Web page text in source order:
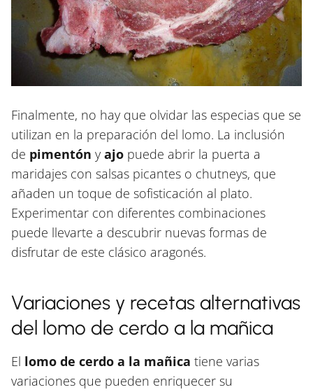
Finalmente, no hay que olvidar las especias que se
utilizan en la preparación del lomo. La inclusión
de pimentón yajo puede abrir la puerta a
maridajes con salsas picantes o chutneys, que
añaden un toque de sofisticación al plato.
Experimentar con diferentes combinaciones
puede llevarte a descubrir nuevas formas de
disfrutar de este clásico aragonés.
Variaciones y recetas alternativas
del lomo de cerdo a la mañica
El lomo de cerdo a la mañica tiene varias
variaciones que pueden enriquecer su